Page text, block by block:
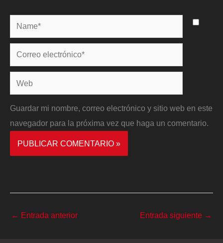
Name*
Correo
electrónico*
Web
Guardar mi nombre, correo electrónico y sitio web en este
navegador para la próxima vez que haga un comentario.
← Entrada anterior Entrada siguiente →